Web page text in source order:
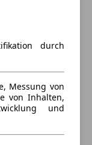
durch
Messung von
von Inhalten,
und